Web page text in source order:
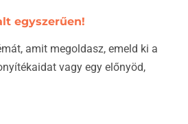
egyszerűen!
amit megoldasz, emeld ki a
vagy egy előnyöd,